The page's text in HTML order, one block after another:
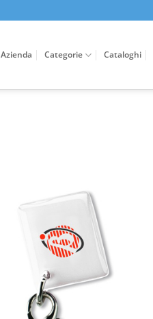
Azienda Categorie Cataloghi